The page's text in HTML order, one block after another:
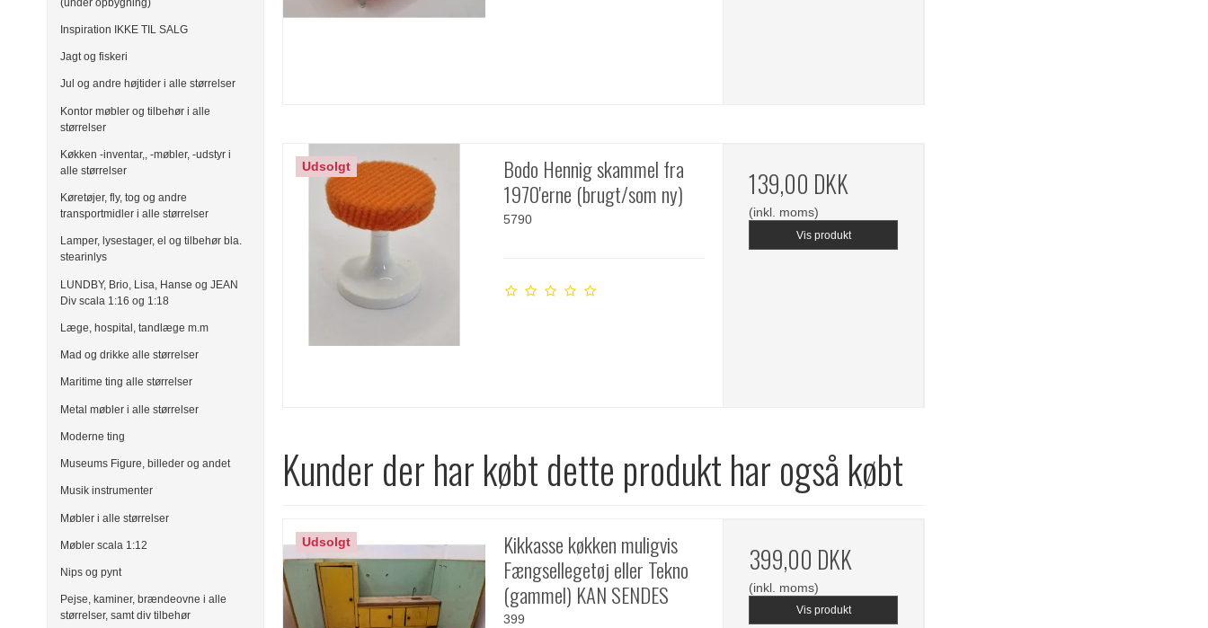
Inspiration IKKE TIL SALG
Jagt og fiskeri
Jul og andre højtider i alle størrelser
Kontor møbler og tilbehør i alle
størrelser
Køkken -inventar,, -møbler, -udstyr i
alle størrelser
Køretøjer, fly, tog og andre
transportmidler i alle størrelser
Lamper, lysestager, el og tilbehør bla.
stearinlys
LUNDBY, Brio, Lisa, Hanse og JEAN
Div scala 1:16 og 1:18
Læge, hospital, tandlæge m.m
Mad og drikke alle størrelser
Maritime ting alle størrelser
Metal møbler i alle størrelser
Moderne ting
Museums Figure, billeder og andet
Musik instrumenter
Møbler i alle størrelser
Møbler scala 1:12
Nips og pynt
Pejse, kaminer, brændeovne i alle
størrelser, samt div tilbehør
Udsolgt
Bodo Hennig skammel fra
1970'erne (brugt/som ny)
5790
139,00 DKK
(inkl. moms)
Vis produkt
Kunder der har købt dette produkt har også købt
Udsolgt
Kikkasse køkken muligvis
Fængsellegetøj eller Tekno
(gammel) KAN SENDES
399
399,00 DKK
(inkl. moms)
Vis produkt